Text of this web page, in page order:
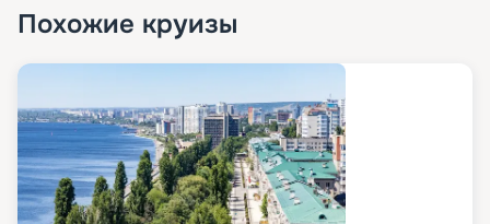
Похожие круизы